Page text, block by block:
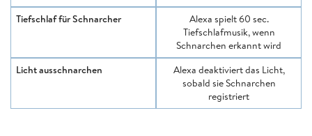
Tiefschlaf für Schnarcher
Alexa spielt 60 sec.
Tiefschlafmusik, wenn
Schnarchen erkannt wird
Licht ausschnarchen
Alexa deaktiviert das Licht,
sobald sie Schnarchen
registriert